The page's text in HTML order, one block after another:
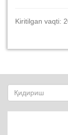
Kiritilgan vaqti: